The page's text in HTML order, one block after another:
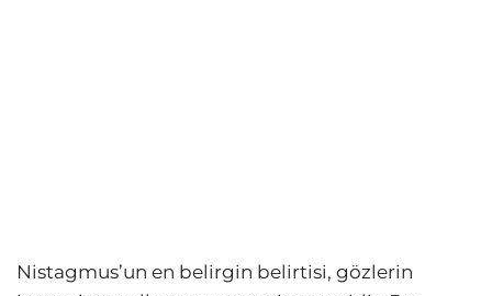
Nistagmus’un en belirgin belirtisi, gözlerin